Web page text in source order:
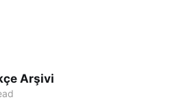
Arşivi